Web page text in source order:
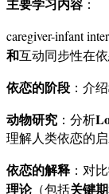
：
caregiver-infant
和互动同步性在依
依恋的阶段 ：介绍
动物研究 ：分析
理解人类依恋的启
依恋的解释 ：对比
理论（包括关键期